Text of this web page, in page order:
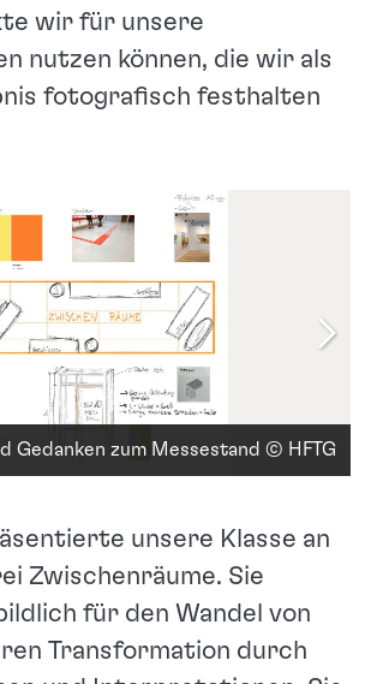
wir für unsere
nutzen können, die wir als
fotografisch festhalten
Gedanken zum Messestand © HFTG
unsere Klasse an
Zwischenräume. Sie
für den Wandel von
Transformation durch